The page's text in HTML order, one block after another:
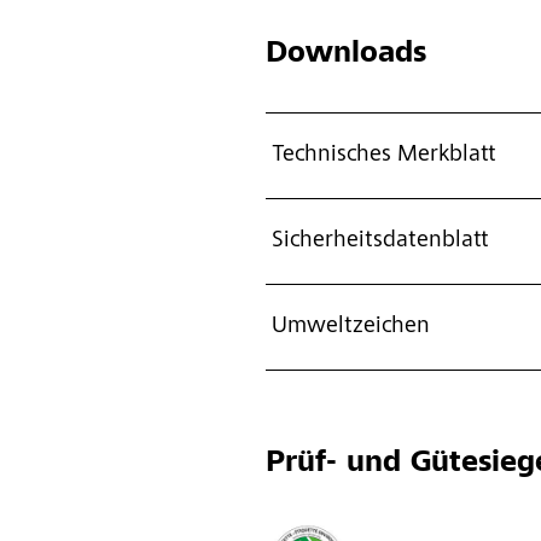
Downloads
Technisches Merkblatt
Sicherheitsdatenblatt
Umweltzeichen
Prüf- und